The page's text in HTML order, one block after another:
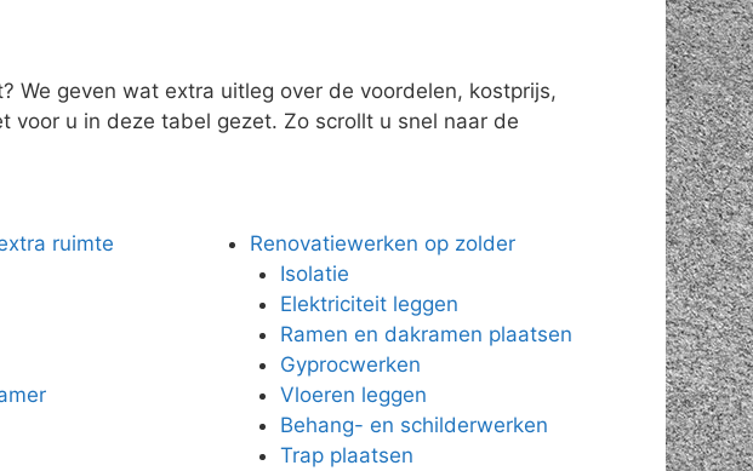
We geven wat extra uitleg over de voordelen, kostprijs,
voor u in deze tabel gezet. Zo scrollt u snel naar de
ruimte
Renovatiewerken op zolder
Isolatie
Elektriciteit leggen
Ramen en dakramen plaatsen
Gyprocwerken
Vloeren leggen
Behang- en schilderwerken
Trap plaatsen